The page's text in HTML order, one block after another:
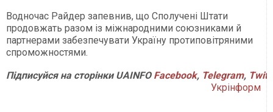
Водночас Райдер запевнив, що Сполучені Штати
продовжать разом із міжнародними союзниками й
партнерами забезпечувати Україну протиповітряними
спроможностями.
Підписуйся на сторінки UAINFO Facebook, Telegram,
Укрінформ